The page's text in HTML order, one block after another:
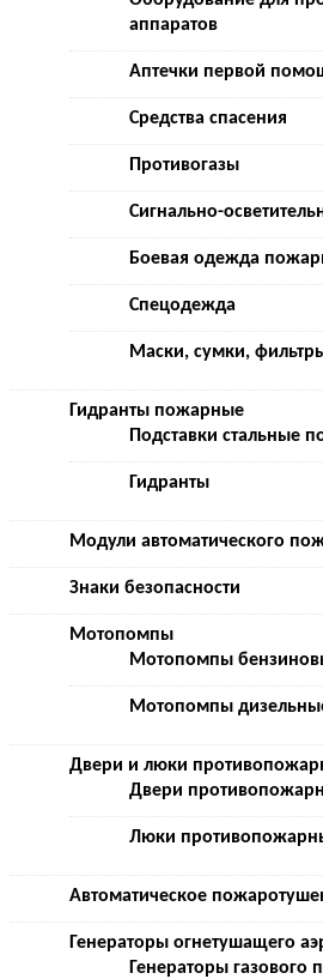
аппаратов
Аптечки первой
Средства спасения
Противогазы
Сигнально-
Боевая одежда
Спецодежда
Маски, сумки,
Гидранты пожарные
Подставки стальные
Гидранты
Модули автоматического
Знаки безопасности
Мотопомпы
Мотопомпы
Мотопомпы
Двери и люки
Двери
Люки
Автоматическое
Генераторы огнетушащего
Генераторы газового